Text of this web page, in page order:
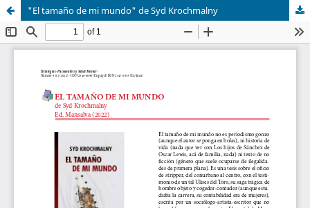
"El tamaño de mi mundo" de Syd Krochmalny